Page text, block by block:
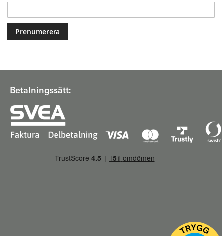
Betalningssätt: